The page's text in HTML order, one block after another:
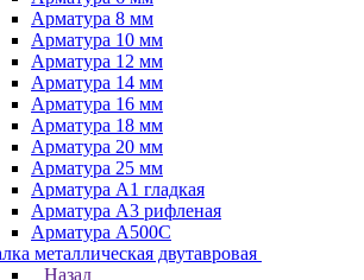
Арматура 8 мм
Арматура 10 мм
Арматура 12 мм
Арматура 14 мм
Арматура 16 мм
Арматура 18 мм
Арматура 20 мм
Арматура 25 мм
Арматура А1 гладкая
Арматура А3 рифленая
Арматура А500С
металлическая двутавровая
Назад